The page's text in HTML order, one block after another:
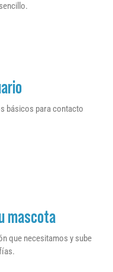
básicos para contacto
mascota
que necesitamos y sube